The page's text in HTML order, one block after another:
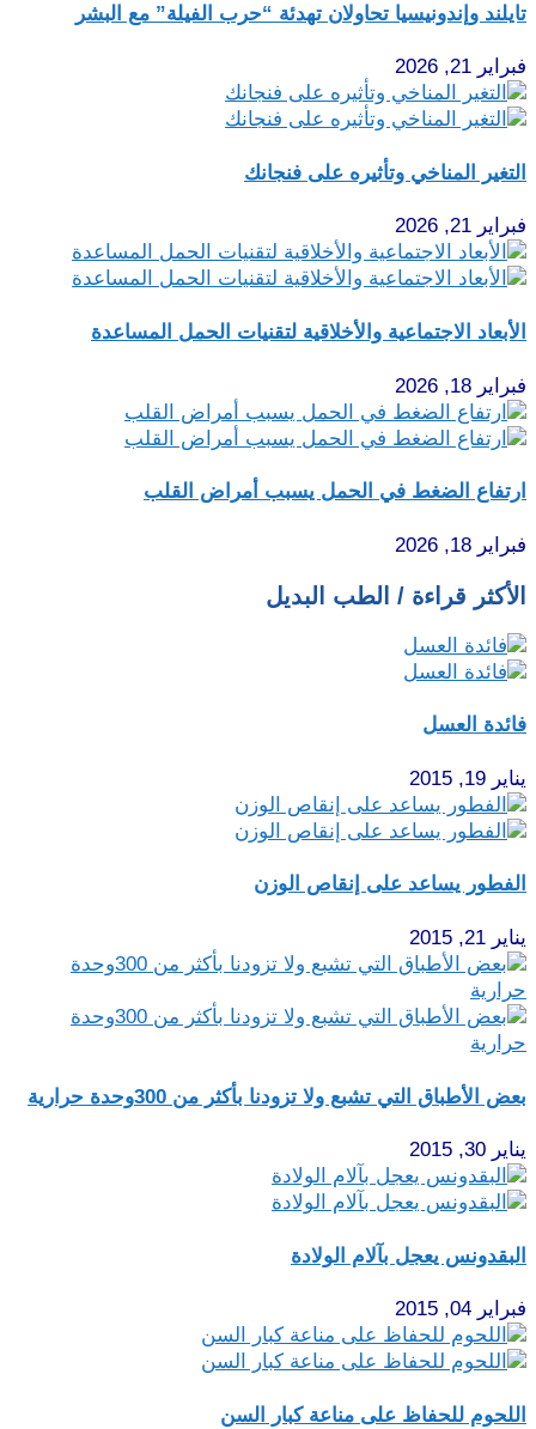
تايلند وإندونيسيا تحاولان تهدئة “حرب الفيلة” مع البشر
فبراير 21, 2026
التغير المناخي وتأثيره على فنجانك
فبراير 21, 2026
الأبعاد الاجتماعية والأخلاقية لتقنيات الحمل المساعدة
فبراير 18, 2026
ارتفاع الضغط في الحمل يسبب أمراض القلب
فبراير 18, 2026
الأكثر قراءة / الطب البديل
فائدة العسل
يناير 19, 2015
الفطور يساعد على إنقاص الوزن
يناير 21, 2015
بعض الأطباق التي تشبع ولا تزودنا بأكثر من 300وحدة حرارية
يناير 30, 2015
البقدونس يعجل بآلام الولادة
فبراير 04, 2015
اللحوم للحفاظ على مناعة كبار السن